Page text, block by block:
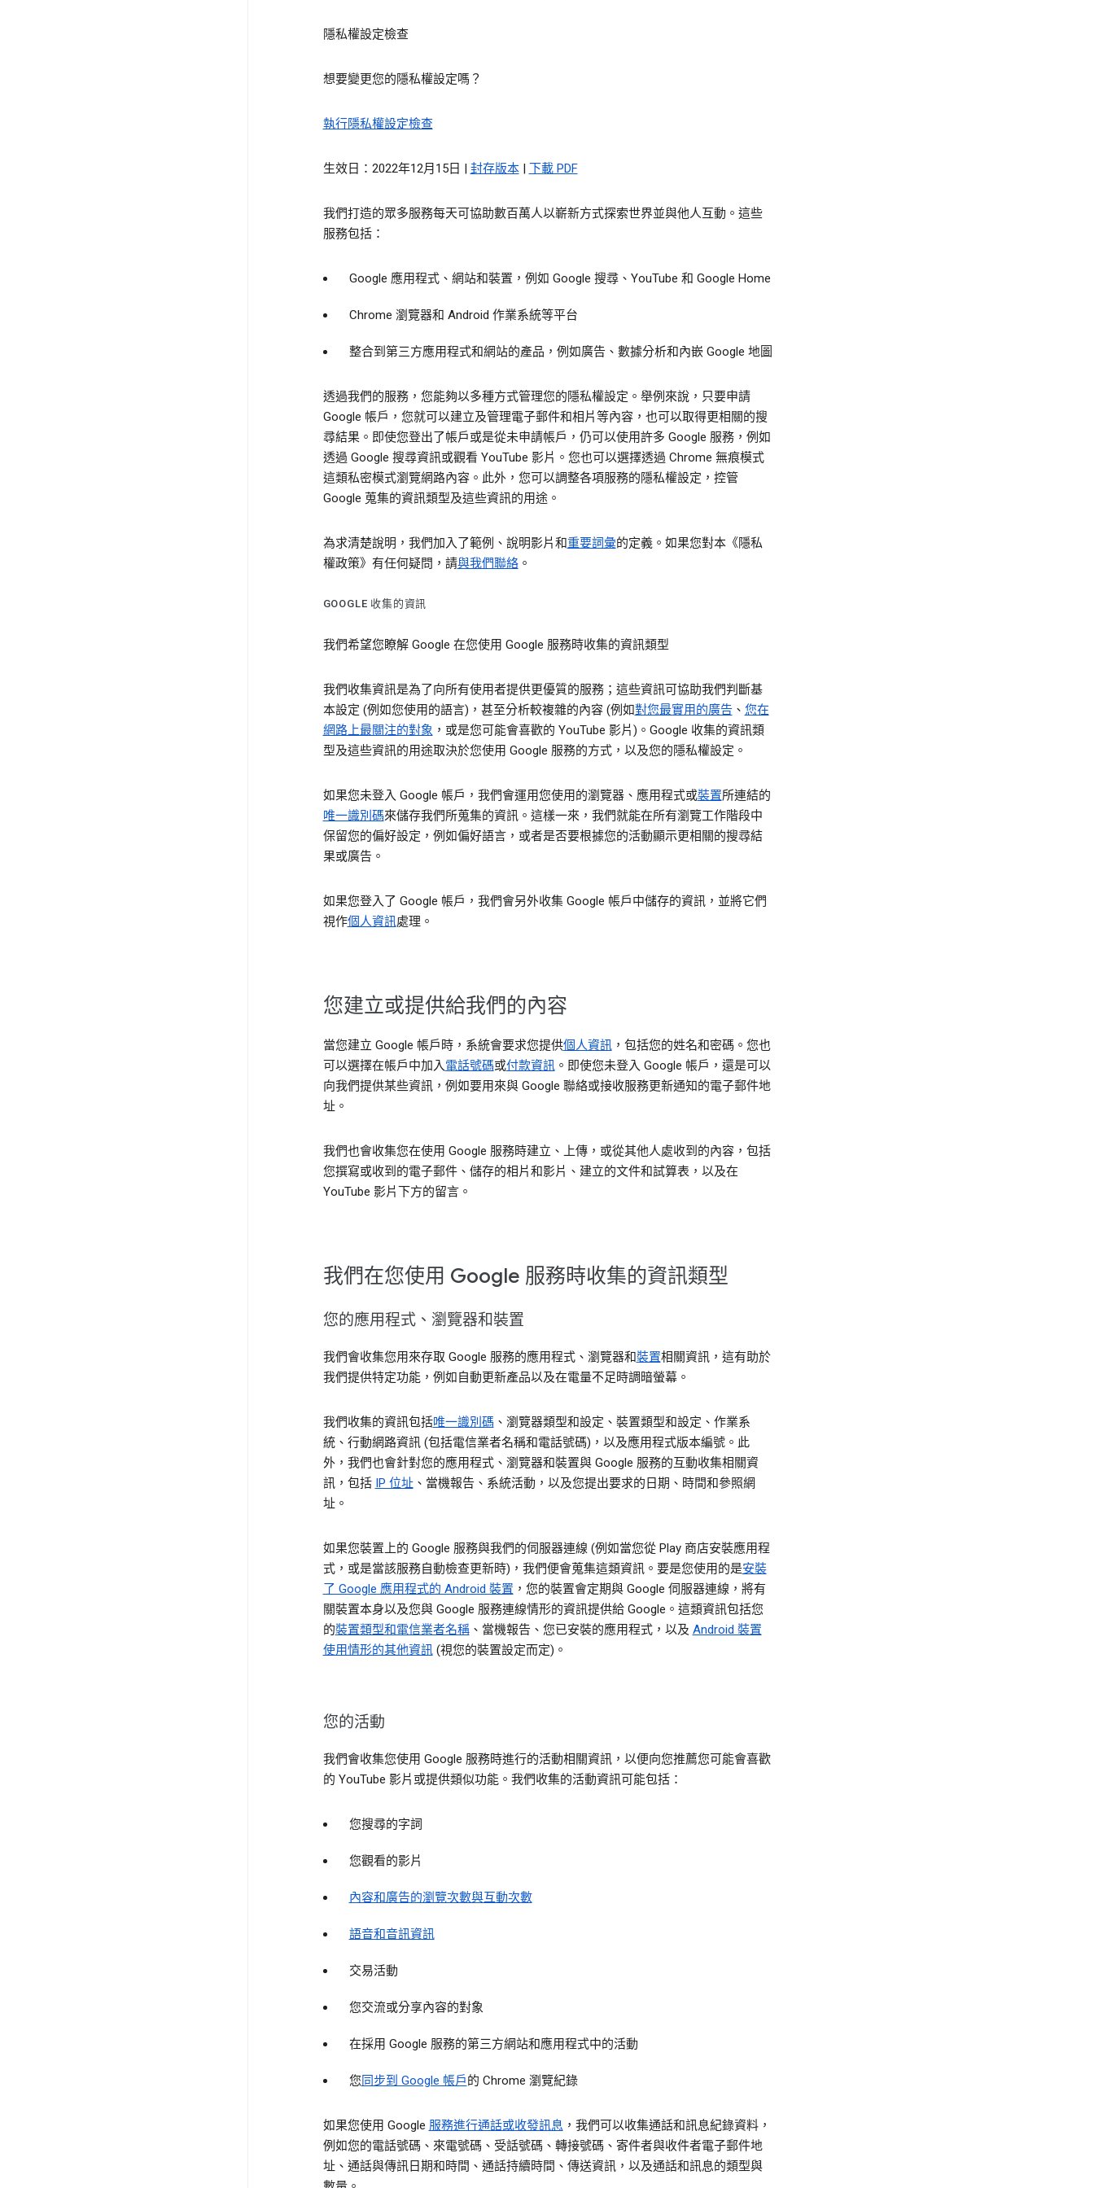
隱私權設定檢查
想要變更您的隱私權設定嗎？
執行隱私權設定檢查
生效日：2022年12月15日 | 封存版本| 下載 PDF
我們打造的眾多服務每天可協助數百萬人以嶄新方式探索世界並與他人互動。這些
服務包括：
Google 應用程式、網站和裝置，例如 Google 搜尋、YouTube 和 Google Home
Chrome 瀏覽器和 Android 作業系統等平台
整合到第三方應用程式和網站的產品，例如廣告、數據分析和內嵌 Google 地圖
透過我們的服務，您能夠以多種方式管理您的隱私權設定。舉例來說，只要申請
Google 帳戶，您就可以建立及管理電子郵件和相片等內容，也可以取得更相關的搜
尋結果。即使您登出了帳戶或是從未申請帳戶，仍可以使用許多 Google 服務，例如
透過 Google 搜尋資訊或觀看 YouTube 影片。您也可以選擇透過 Chrome 無痕模式
這類私密模式瀏覽網路內容。此外，您可以調整各項服務的隱私權設定，控管
Google 蒐集的資訊類型及這些資訊的用途。
為求清楚說明，我們加入了範例、說明影片和重要詞彙的定義。如果您對本《隱私
權政策》有任何疑問，請與我們聯絡。
GOOGLE 收集的資訊
我們希望您瞭解 Google 在您使用 Google 服務時收集的資訊類型
我們收集資訊是為了向所有使用者提供更優質的服務；這些資訊可協助我們判斷基
本設定 (例如您使用的語言)，甚至分析較複雜的內容 (例如對您最實用的廣告、 您在
網路上最關注的對象 ，或是您可能會喜歡的 YouTube 影片)。Google 收集的資訊類
型及這些資訊的用途取決於您使用 Google 服務的方式，以及您的隱私權設定。
如果您未登入 Google 帳戶，我們會運用您使用的瀏覽器、應用程式或裝置所連結的
唯一識別碼來儲存我們所蒐集的資訊。這樣一來，我們就能在所有瀏覽工作階段中
保留您的偏好設定，例如偏好語言，或者是否要根據您的活動顯示更相關的搜尋結
果或廣告。
如果您登入了 Google 帳戶，我們會另外收集 Google 帳戶中儲存的資訊，並將它們
視作個人資訊處理。
您建立或提供給我們的內容
當您建立 Google 帳戶時，系統會要求您提供個人資訊，包括您的姓名和密碼。您也
可以選擇在帳戶中加入電話號碼或付款資訊。即使您未登入 Google 帳戶，還是可以
向我們提供某些資訊，例如要用來與 Google 聯絡或接收服務更新通知的電子郵件地
址。
我們也會收集您在使用 Google 服務時建立、上傳，或從其他人處收到的內容，包括
您撰寫或收到的電子郵件、儲存的相片和影片、建立的文件和試算表，以及在
YouTube 影片下方的留言。
我們在您使用 Google 服務時收集的資訊類型
您的應用程式、瀏覽器和裝置
我們會收集您用來存取 Google 服務的應用程式、瀏覽器和裝置相關資訊，這有助於
我們提供特定功能，例如自動更新產品以及在電量不足時調暗螢幕。
我們收集的資訊包括唯一識別碼、瀏覽器類型和設定、裝置類型和設定、作業系
統、行動網路資訊 (包括電信業者名稱和電話號碼)，以及應用程式版本編號。此
外，我們也會針對您的應用程式、瀏覽器和裝置與 Google 服務的互動收集相關資
訊，包括 IP 位址、當機報告、系統活動，以及您提出要求的日期、時間和參照網
址。
如果您裝置上的 Google 服務與我們的伺服器連線 (例如當您從 Play 商店安裝應用程
式，或是當該服務自動檢查更新時)，我們便會蒐集這類資訊。要是您使用的是安裝
了 Google 應用程式的 Android 裝置 ，您的裝置會定期與 Google 伺服器連線，將有
關裝置本身以及您與 Google 服務連線情形的資訊提供給 Google。這類資訊包括您
的裝置類型和電信業者名稱、當機報告、您已安裝的應用程式，以及 Android 裝置
使用情形的其他資訊(視您的裝置設定而定)。
您的活動
我們會收集您使用 Google 服務時進行的活動相關資訊，以便向您推薦您可能會喜歡
的 YouTube 影片或提供類似功能。我們收集的活動資訊可能包括：
您搜尋的字詞
您觀看的影片
內容和廣告的瀏覽次數與互動次數
語音和音訊資訊
交易活動
您交流或分享內容的對象
在採用 Google 服務的第三方網站和應用程式中的活動
您同步到 Google 帳戶的 Chrome 瀏覽紀錄
如果您使用 Google 服務進行通話或收發訊息 ，我們可以收集通話和訊息紀錄資料，
例如您的電話號碼、來電號碼、受話號碼、轉接號碼、寄件者與收件者電子郵件地
址、通話與傳訊日期和時間、通話持續時間、傳送資訊，以及通話和訊息的類型與